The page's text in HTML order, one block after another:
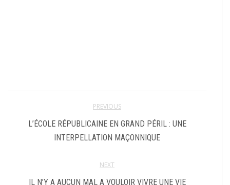
PREVIOUS
L’ÉCOLE RÉPUBLICAINE EN GRAND PÉRIL : UNE
INTERPELLATION MAÇONNIQUE
NEXT
IL N’Y A AUCUN MAL A VOULOIR VIVRE UNE VIE